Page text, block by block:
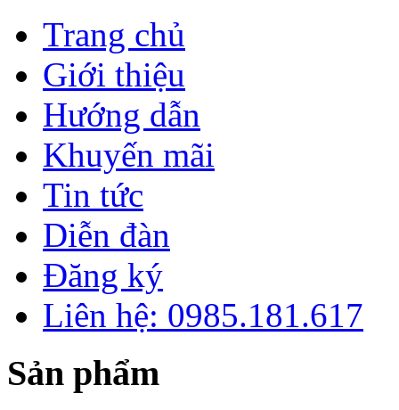
Trang chủ
Giới thiệu
Hướng dẫn
Khuyến mãi
Tin tức
Diễn đàn
Đăng ký
Liên hệ: 0985.181.617
Sản phẩm